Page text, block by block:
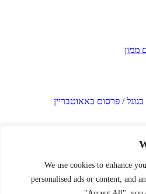
We use cookies to enhance
personalised ads or content, and
ממון
/ פרסום באאוטבריין